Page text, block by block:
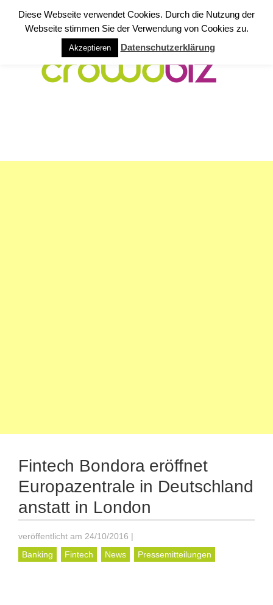
Fintech Bondora eröffnet
Europazentrale in Deutschland
anstatt in London
veröffentlicht am 24/10/2016 |
Banking
Fintech News Pressemitteilungen
Diese Webseite verwendet Cookies. Durch die Nutzung der
Webseite stimmen Sie der Verwendung von Cookies zu.
Akzeptieren Datenschutzerklärung